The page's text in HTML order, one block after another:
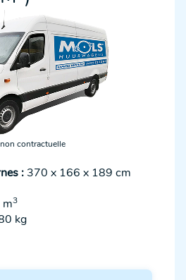
contractuelle
: 370 x 166 x 189 cm
m3
kg